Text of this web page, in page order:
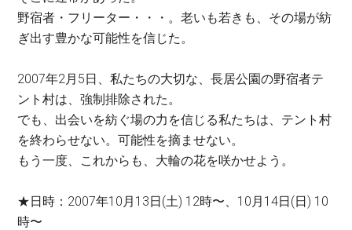
野宿者・フリーター・・・。老いも若きも、その場が紡
ぎ出す豊かな可能性を信じた。
2007年2月5日、私たちの大切な、長居公園の野宿者テ
ント村は、強制排除された。
でも、出会いを紡ぐ場の力を信じる私たちは、テント村
を終わらせない。可能性を摘ませない。
もう一度、これからも、大輪の花を咲かせよう。
★日時：2007年10月13日(土) 12時〜、10月14日(日) 10
時〜